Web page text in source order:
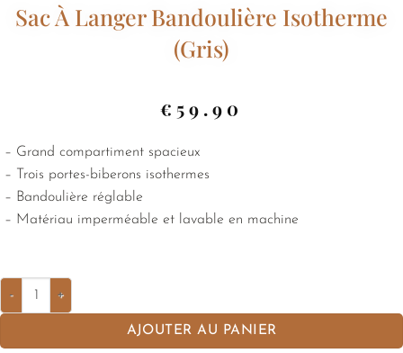
Sac À Langer Bandoulière Isotherme
(gris)
€ 59.90
– Grand compartiment spacieux
– Trois portes-biberons isothermes
– Bandoulière réglable
– Matériau imperméable et lavable en machine
AJOUTER AU PANIER